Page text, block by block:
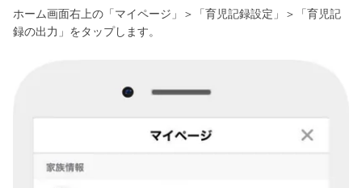
ホーム画面右上の「マイページ」＞「育児記録設定」＞「育児記
録の出力」をタップします。